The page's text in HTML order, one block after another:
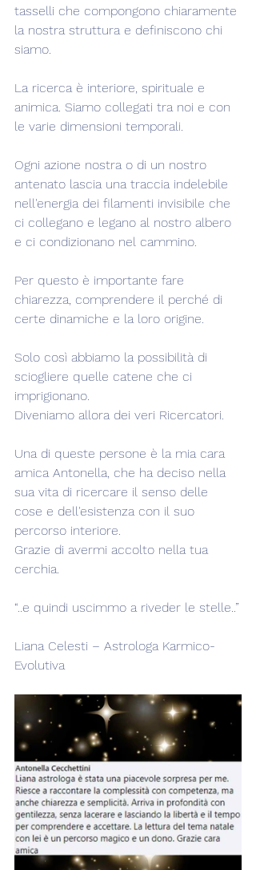
tasselli che compongono chiaramente
la nostra struttura e definiscono chi
siamo.
La ricerca è interiore, spirituale e
animica. Siamo collegati tra noi e con
le varie dimensioni temporali.
Ogni azione nostra o di un nostro
antenato lascia una traccia indelebile
nell'energia dei filamenti invisibile che
ci collegano e legano al nostro albero
e ci condizionano nel cammino.
Per questo è importante fare
chiarezza, comprendere il perché di
certe dinamiche e la loro origine.
Solo così abbiamo la possibilità di
sciogliere quelle catene che ci
imprigionano.
Diveniamo allora dei veri Ricercatori.
Una di queste persone è la mia cara
amica Antonella, che ha deciso nella
sua vita di ricercare il senso delle
cose e dell'esistenza con il suo
percorso interiore.
Grazie di avermi accolto nella tua
cerchia.
“..e quindi uscimmo a riveder le stelle..”
Liana Celesti – Astrologa Karmico-
Evolutiva